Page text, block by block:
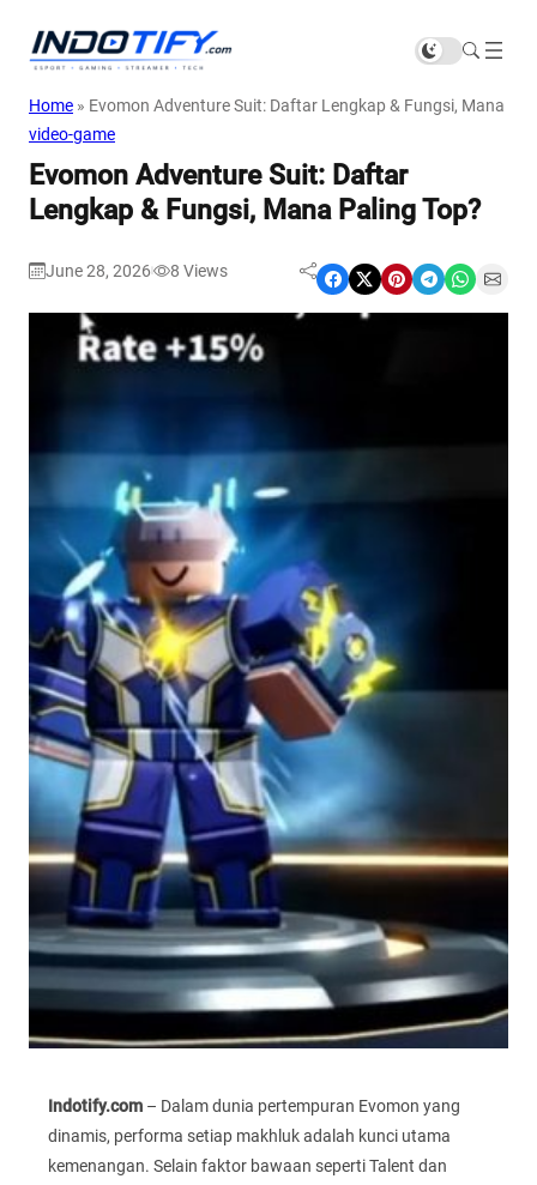
Home » Evomon Adventure Suit: Daftar Lengkap & Fungsi, Mana
video-game
Evomon Adventure Suit: Daftar
Lengkap & Fungsi, Mana Paling Top?
June 28, 2026 8 Views Share on Facebook Share on X Share on Pinterest Share on Telegram Share on WhatsApp Share on Email
Indotify.com – Dalam dunia pertempuran Evomon yang
dinamis, performa setiap makhluk adalah kunci utama
kemenangan. Selain faktor bawaan seperti Talent dan